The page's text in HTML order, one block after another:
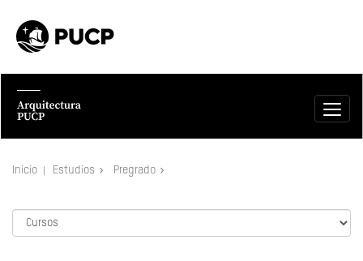
Inicio Estudios Pregrado